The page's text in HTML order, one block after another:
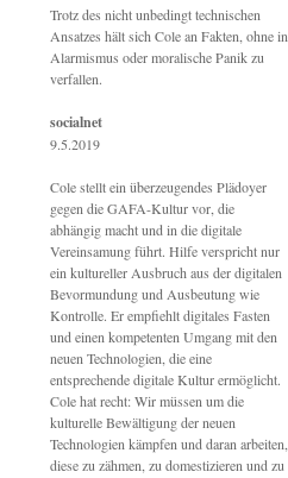
Trotz des nicht unbedingt technischen
Ansatzes hält sich Cole an Fakten, ohne in
Alarmismus oder moralische Panik zu
verfallen.
socialnet
9.5.2019
Cole stellt ein überzeugendes Plädoyer
gegen die GAFA-Kultur vor, die
abhängig macht und in die digitale
Vereinsamung führt. Hilfe verspricht nur
ein kultureller Ausbruch aus der digitalen
Bevormundung und Ausbeutung wie
Kontrolle. Er empfiehlt digitales Fasten
und einen kompetenten Umgang mit den
neuen Technologien, die eine
entsprechende digitale Kultur ermöglicht.
Cole hat recht: Wir müssen um die
kulturelle Bewältigung der neuen
Technologien kämpfen und daran arbeiten,
diese zu zähmen, zu domestizieren und zu